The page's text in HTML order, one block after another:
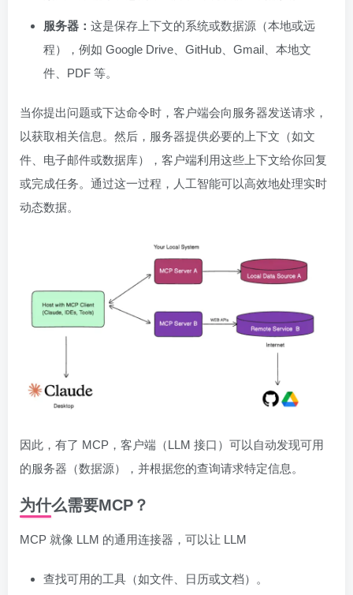
服务器： 这是保存上下文的系统或数据源（本地或远
程），例如 Google Drive、GitHub、Gmail、本地文
件、PDF 等。
当你提出问题或下达命令时，客户端会向服务器发送请求，
以获取相关信息。然后，服务器提供必要的上下文（如文
件、电子邮件或数据库），客户端利用这些上下文给你回复
或完成任务。通过这一过程，人工智能可以高效地处理实时
动态数据。
因此，有了 MCP，客户端（LLM 接口）可以自动发现可用
的服务器（数据源），并根据您的查询请求特定信息。
为什么需要MCP？
MCP 就像 LLM 的通用连接器，可以让 LLM
查找可用的工具（如文件、日历或文档）。